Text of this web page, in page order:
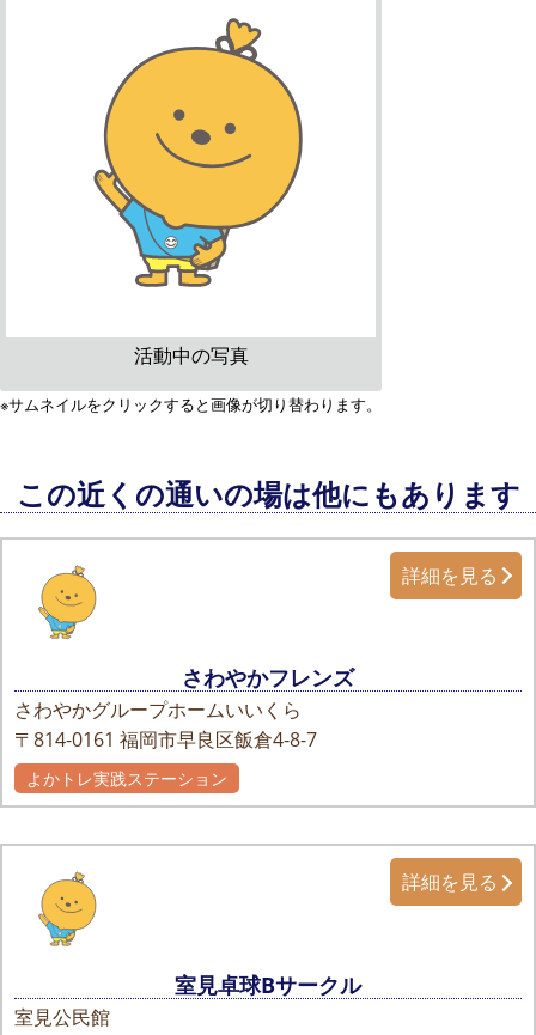
活動中の写真
※サムネイルをクリックすると画像が切り替わります。
この近くの通いの場は他にもあります
さわやかフレンズ
さわやかグループホームいいくら
〒814-0161 福岡市早良区飯倉4-8-7
詳細を見る
よかトレ実践ステーション
室見卓球Bサークル
室見公民館
詳細を見る